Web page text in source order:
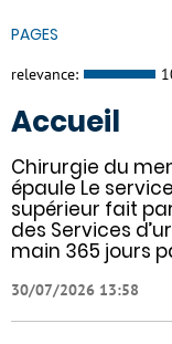
PAGES
relevance:
Accueil
Chirurgie du
épaule Le
supérieur fait
des Services
main 365 jours
30/07/2026 13:58